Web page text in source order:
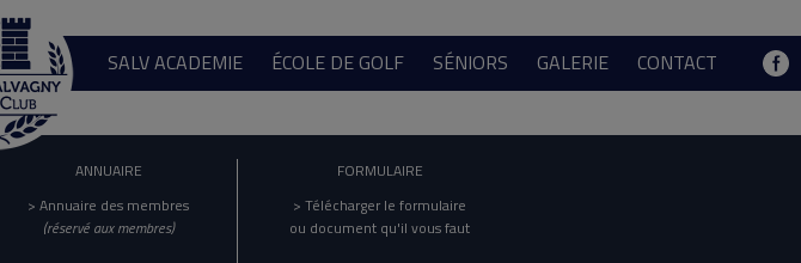
SALV ACADEMIE ÉCOLE DE GOLF SÉNIORS GALERIE CONTACT
ANNUAIRE
> Annuaire des membres
(réservé aux membres)
FORMULAIRE
> Télécharger le formulaire
ou document qu'il vous faut